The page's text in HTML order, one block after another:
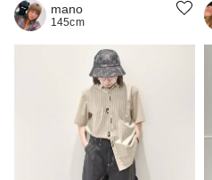
mano
145cm